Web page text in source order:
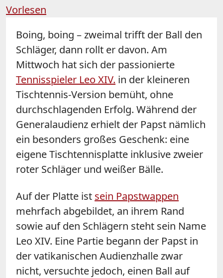
Vorlesen
Boing, boing – zweimal trifft der Ball den
Schläger, dann rollt er davon. Am
Mittwoch hat sich der passionierte
Tennisspieler Leo XIV. in der kleineren
Tischtennis-Version bemüht, ohne
durchschlagenden Erfolg. Während der
Generalaudienz erhielt der Papst nämlich
ein besonders großes Geschenk: eine
eigene Tischtennisplatte inklusive zweier
roter Schläger und weißer Bälle.
Auf der Platte ist sein Papstwappen
mehrfach abgebildet, an ihrem Rand
sowie auf den Schlägern steht sein Name
Leo XIV. Eine Partie begann der Papst in
der vatikanischen Audienzhalle zwar
nicht, versuchte jedoch, einen Ball auf